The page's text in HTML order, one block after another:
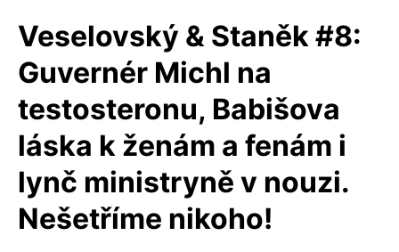
Veselovský & Staněk #8:
Guvernér Michl na
testosteronu, Babišova
láska k ženám a fenám i
lynč ministryně v nouzi.
Nešetříme nikoho!